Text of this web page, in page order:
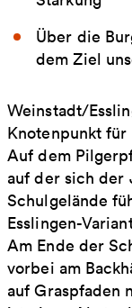
Über die
dem Ziel
Weinstadt/
Knotenpunkt
Auf dem
auf der sich der
Schulgelände
Esslingen-
Am Ende der
vorbei am
auf Graspfaden